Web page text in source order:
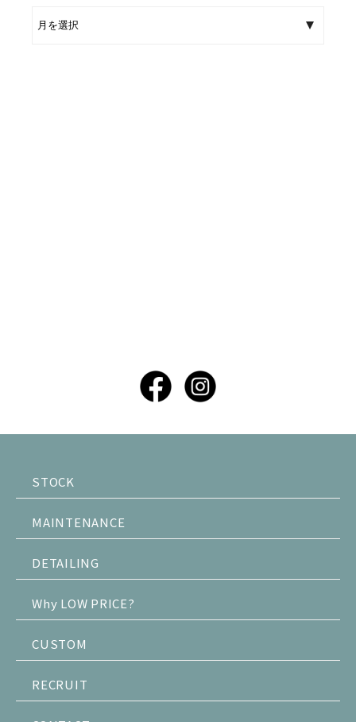
STOCK
MAINTENANCE
DETAILING
Why LOW PRICE?
CUSTOM
RECRUIT